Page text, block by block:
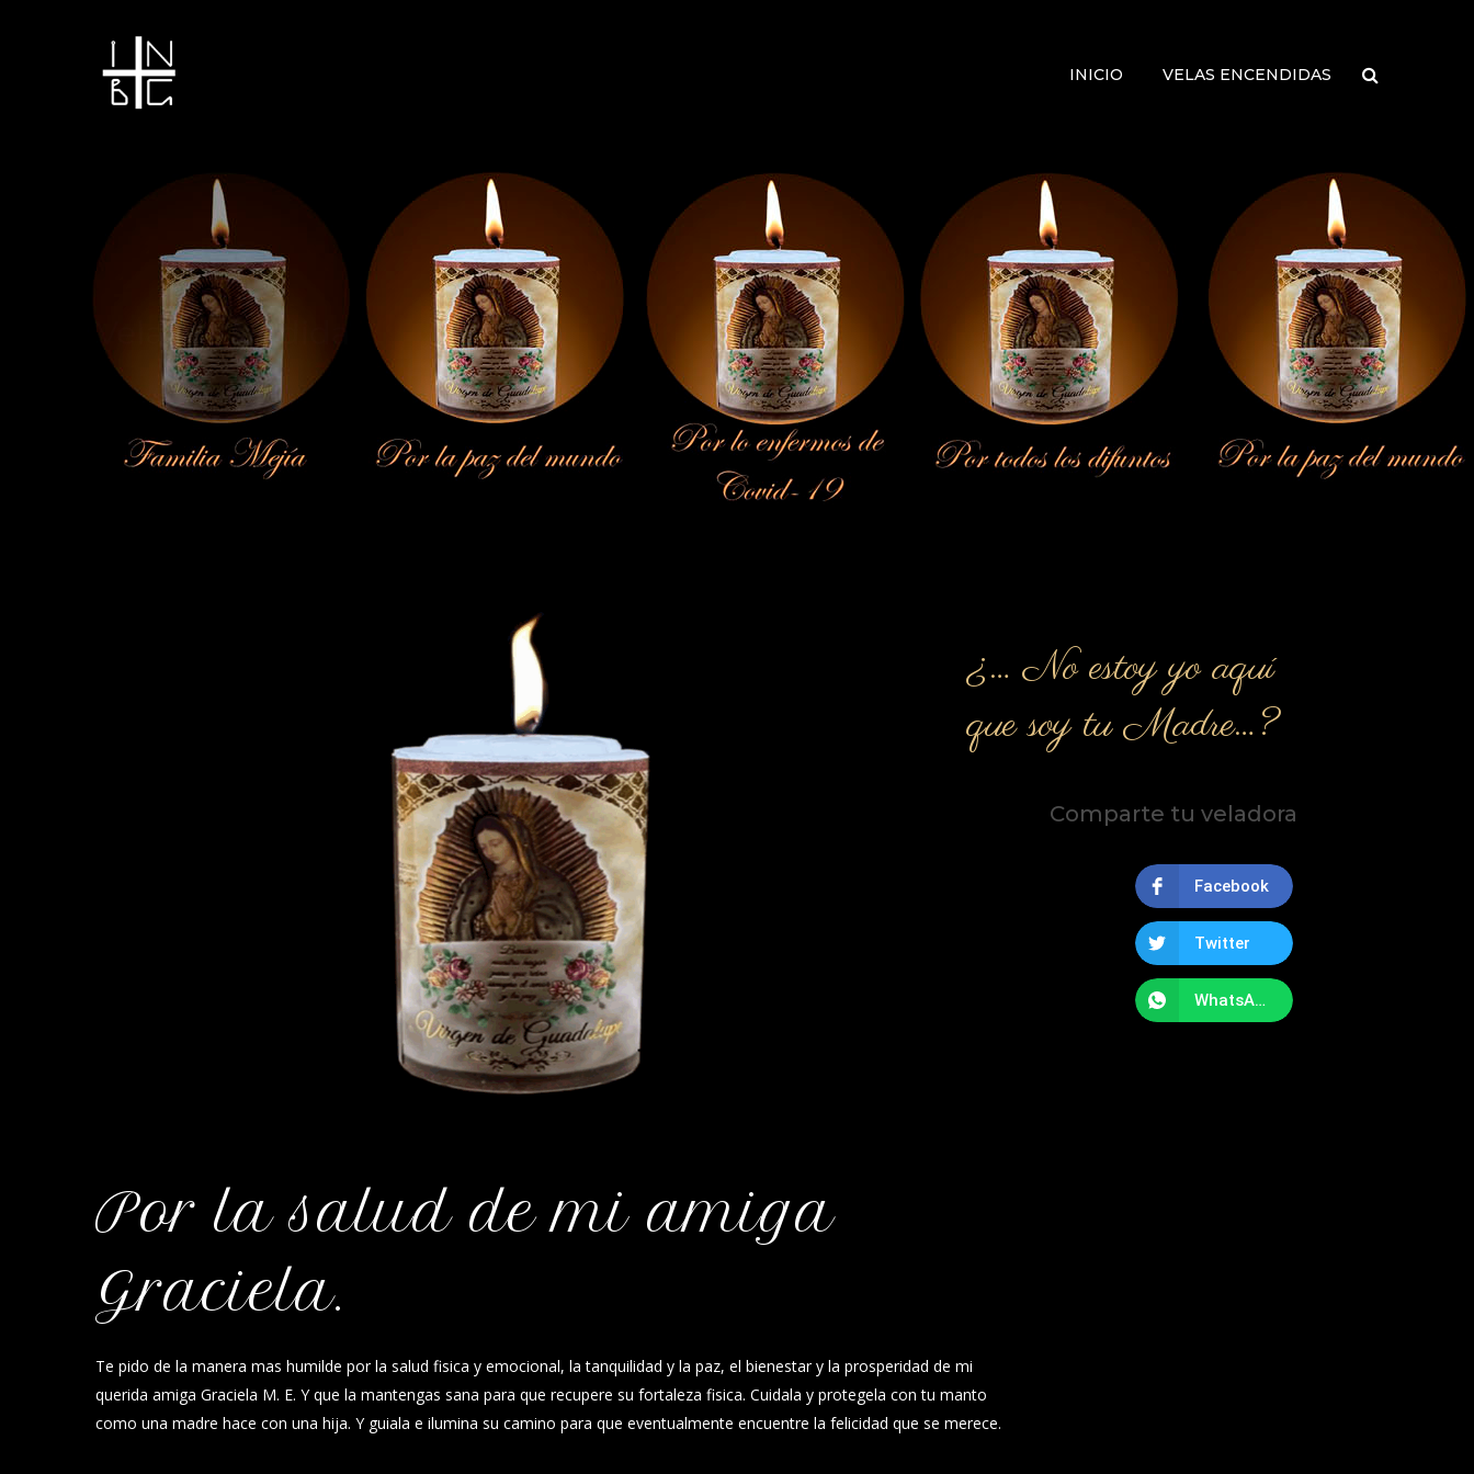
INICIO VELAS ENCENDIDAS
Vela encendida
Por la salud de mi amiga
Graciela.
Te pido de la manera mas humilde por la salud fisica y emocional, la tanquilidad y la paz, el bienestar y la prosperidad de mi
querida amiga Graciela M. E. Y que la mantengas sana para que recupere su fortaleza fisica. Cuidala y protegela con tu manto
como una madre hace con una hija. Y guiala e ilumina su camino para que eventualmente encuentre la felicidad que se merece.
¿… No estoy yo aquí
que soy tu Madre…?
Comparte tu veladora
Facebook
Twitter
WhatsApp